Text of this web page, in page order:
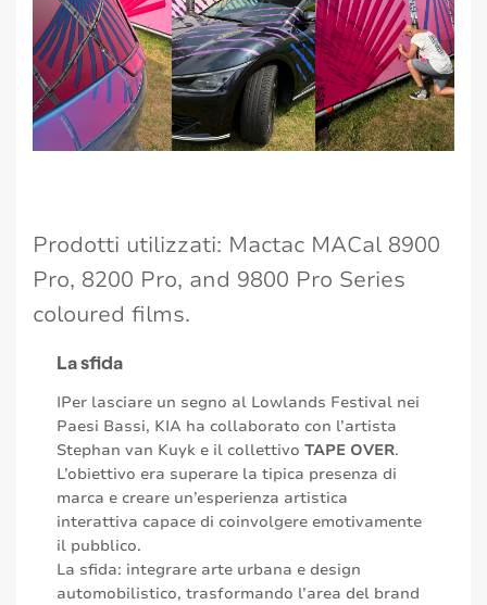
Prodotti utilizzati: Mactac MACal 8900
Pro, 8200 Pro, and 9800 Pro Series
coloured films.
La sfida
IPer lasciare un segno al Lowlands Festival nei
Paesi Bassi, KIA ha collaborato con l’artista
Stephan van Kuyk e il collettivo TAPE OVER.
L’obiettivo era superare la tipica presenza di
marca e creare un’esperienza artistica
interattiva capace di coinvolgere emotivamente
il pubblico.
La sfida: integrare arte urbana e design
automobilistico, trasformando l’area del brand